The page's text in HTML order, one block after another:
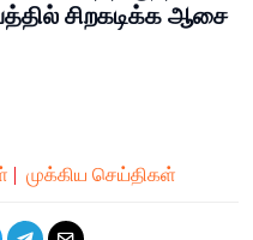
சிறகடிக்க ஆசை
முக்கிய செய்திகள்